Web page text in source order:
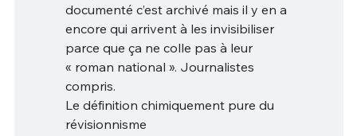
documenté c’est archivé mais il y en a
encore qui arrivent à les invisibiliser
parce que ça ne colle pas à leur
« roman national ». Journalistes
compris.
Le définition chimiquement pure du
révisionnisme